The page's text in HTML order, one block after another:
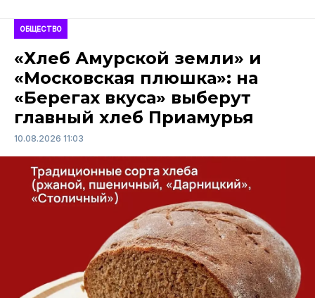
ОБЩЕСТВО
«Хлеб Амурской земли» и
«Московская плюшка»: на
«Берегах вкуса» выберут
главный хлеб Приамурья
10.08.2026 11:03